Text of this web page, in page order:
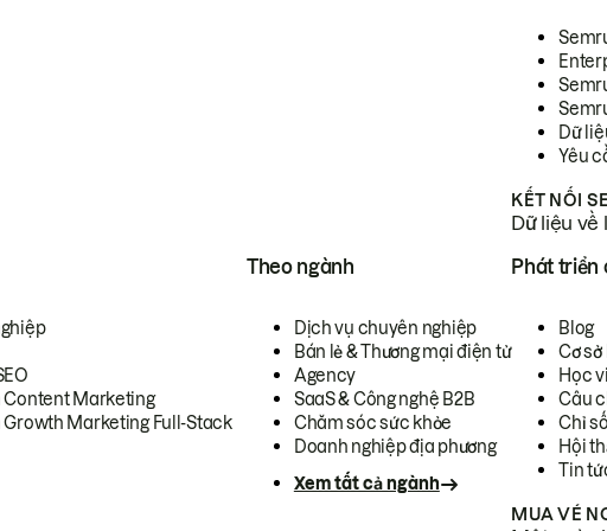
Dữ
Yêu
KẾT NỐI
Dữ liệu về
Content Marketing
Growth Marketing Full-Stack
Theo ngành
Dịch vụ chuyên nghiệp
Bán lẻ & Thương mại điện tử
Agency
SaaS & Công nghệ B2B
Chăm sóc sức khỏe
Doanh nghiệp địa phương
Xem tất cả ngành
Phát triển
Blog
Cơ
Học
Câu
Chỉ
Hội
Tin
MUA VÉ